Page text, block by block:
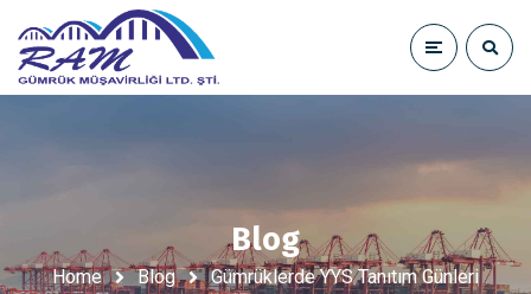
Blog
Home Blog
Gümrüklerde YYS Tanıtım Günleri